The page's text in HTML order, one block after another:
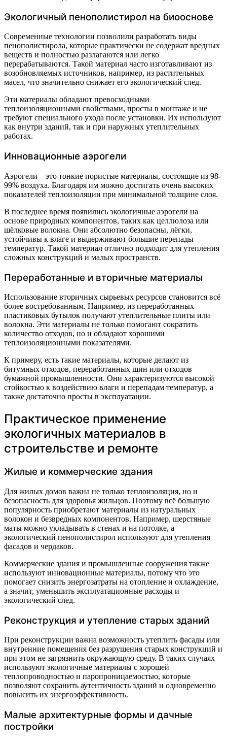
Экологичный пенополистирол на биооснове
Современные технологии позволили разработать виды
пенополистирола, которые практически не содержат вредных
веществ и полностью разлагаются или легко
перерабатываются. Такой материал часто изготавливают из
возобновляемых источников, например, из растительных
масел, что значительно снижает его экологический след.
Эти материалы обладают превосходными
теплоизоляционными свойствами, просты в монтаже и не
требуют специального ухода после установки. Их используют
как внутри зданий, так и при наружных утеплительных
работах.
Инновационные аэрогели
Аэрогели – это тонкие пористые материалы, состоящие из 98-
99% воздуха. Благодаря им можно достигать очень высоких
показателей теплоизоляции при минимальной толщине слоя.
В последнее время появились экологичные аэрогели на
основе природных компонентов, таких как целлюлоза или
шёлковые волокна. Они абсолютно безопасны, лёгки,
устойчивы к влаге и выдерживают большие перепады
температур. Такой материал отлично подходит для утепления
сложных конструкций и малых пространств.
Переработанные и вторичные материалы
Использование вторичных сырьевых ресурсов становится всё
более востребованным. Например, из переработанных
пластиковых бутылок получают утеплительные плиты или
волокна. Эти материалы не только помогают сократить
количество отходов, но и обладают хорошими
теплоизоляционными показателями.
К примеру, есть такие материалы, которые делают из
битумных отходов, переработанных шин или отходов
бумажной промышленности. Они характеризуются высокой
стойкостью к воздействию влаги и перепадам температур, а
также достаточно просты в эксплуатации.
Практическое применение
экологичных материалов в
строительстве и ремонте
Жилые и коммерческие здания
Для жилых домов важна не только теплоизоляция, но и
безопасность для здоровья жильцов. Поэтому всё большую
популярность приобретают материалы из натуральных
волокон и безвредных компонентов. Например, шерстяные
маты можно укладывать в стенах и на потолке, а
экологический пенополистирол используют для утепления
фасадов и чердаков.
Коммерческие здания и промышленные сооружения также
используют инновационные материалы, потому что это
помогает снизить энергозатраты на отопление и охлаждение,
а значит, уменьшить эксплуатационные расходы и
экологический след.
Реконструкция и утепление старых зданий
При реконструкции важна возможность утеплить фасады или
внутренние помещения без разрушения старых конструкций и
при этом не загрязнить окружающую среду. В таких случаях
используют экологичные материалы с хорошей
теплопроводностью и паропроницаемостью, которые
позволяют сохранить аутентичность зданий и одновременно
повысить их энергоэффективность.
Малые архитектурные формы и дачные
постройки